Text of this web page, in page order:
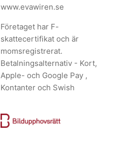
www.evawiren.se
Företaget har F-
skattecertifikat och är
momsregistrerat.
Betalningsalternativ - Kort,
Apple- och Google Pay ,
Kontanter och Swish